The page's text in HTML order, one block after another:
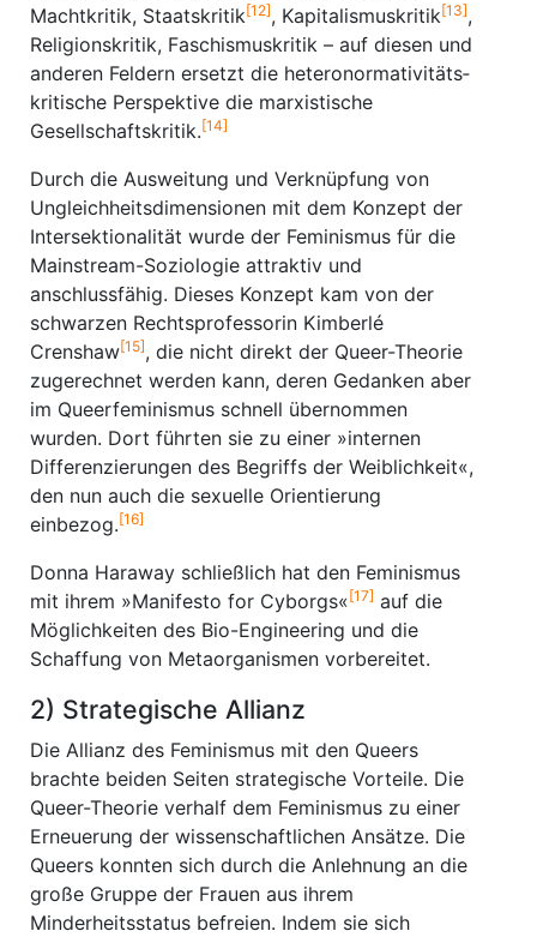
Machtkritik, Staatskritik[12], Kapitalismuskritik[13],
Religionskritik, Faschismuskritik – auf diesen und
anderen Feldern ersetzt die heteronormativitäts­
kritische Perspektive die marxistische
Gesellschaftskritik.[14]
Durch die Ausweitung und Verknüpfung von
Ungleichheitsdimensionen mit dem Konzept der
Intersektionalität wurde der Feminismus für die
Mainstream-Soziologie attraktiv und
anschlussfähig. Dieses Konzept kam von der
schwarzen Rechtsprofessorin Kimberlé
Crenshaw[15], die nicht direkt der Queer-Theorie
zugerechnet werden kann, deren Gedanken aber
im Queerfeminismus schnell übernommen
wurden. Dort führten sie zu einer »internen
Differenzierungen des Begriffs der Weiblichkeit«,
den nun auch die sexuelle Orientierung
einbezog.[16]
Donna Haraway schließlich hat den Feminismus
mit ihrem »Manifesto for Cyborgs«[17] auf die
Möglichkeiten des Bio-Engineering und die
Schaffung von Metaorganismen vorbereitet.
2) Strategische Allianz
Die Allianz des Feminismus mit den Queers
brachte beiden Seiten strategische Vorteile. Die
Queer-Theorie verhalf dem Feminismus zu einer
Erneuerung der wissenschaftlichen Ansätze. Die
Queers konnten sich durch die Anlehnung an die
große Gruppe der Frauen aus ihrem
Minderheitsstatus befreien. Indem sie sich